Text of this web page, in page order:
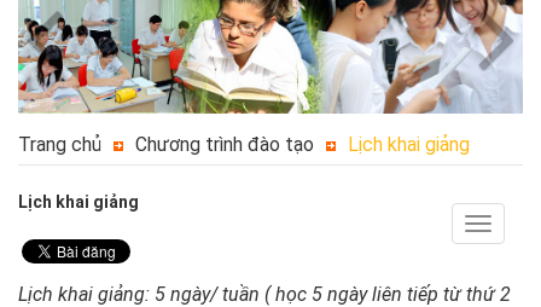
Toggle
Trang chủ Chương trình đào tạo Lịch khai giảng
Lịch khai giảng
Lịch khai giảng: 5 ngày/ tuần ( học 5 ngày liên tiếp từ thứ 2